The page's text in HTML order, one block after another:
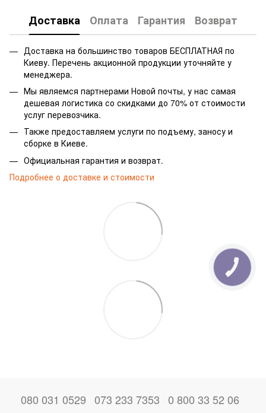
Доставка Оплата Гарантия Возврат
Доставка на большинство товаров БЕСПЛАТНАЯ по
Киеву. Перечень акционной продукции уточняйте у
менеджера.
Мы являемся партнерами Новой почты, у нас самая
дешевая логистика со скидками до 70% от стоимости
услуг перевозчика.
Также предоставляем услуги по подъему, заносу и
сборке в Киеве.
Официальная гарантия и возврат.
Подробнее о доставке и стоимости
080 031 0529 073 233 7353 0 800 33 52 06